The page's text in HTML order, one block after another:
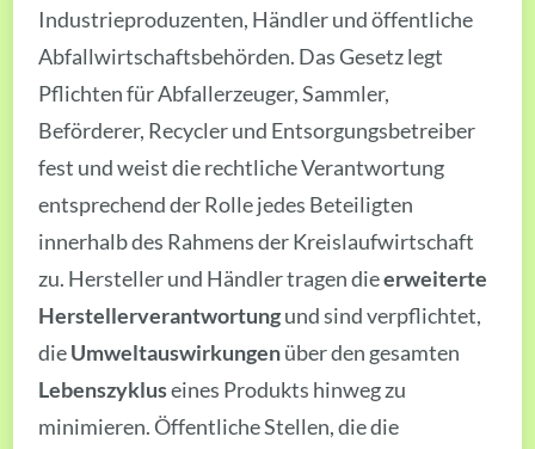
Industrieproduzenten, Händler und öffentliche
Abfallwirtschaftsbehörden. Das Gesetz legt
Pflichten für Abfallerzeuger, Sammler,
Beförderer, Recycler und Entsorgungsbetreiber
fest und weist die rechtliche Verantwortung
entsprechend der Rolle jedes Beteiligten
innerhalb des Rahmens der Kreislaufwirtschaft
zu. Hersteller und Händler tragen dieerweiterte
Herstellerverantwortungund sind verpflichtet,
dieUmweltauswirkungenüber den gesamten
Lebenszykluseines Produkts hinweg zu
minimieren. Öffentliche Stellen, die die